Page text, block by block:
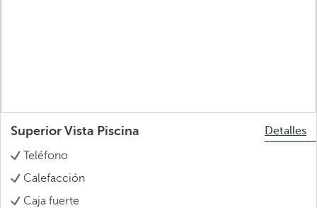
Superior Vista Piscina
Detalles
Teléfono
Calefacción
Caja fuerte